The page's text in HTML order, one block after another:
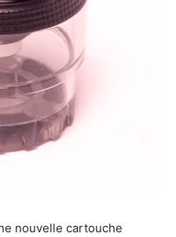
nouvelle cartouche